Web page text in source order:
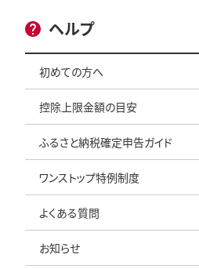
ヘルプ
初めての方へ
控除上限金額の目安
ふるさと納税確定申告ガイド
ワンストップ特例制度
よくある質問
お知らせ